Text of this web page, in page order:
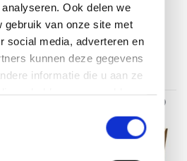
Ook delen we
gebruik van onze site met
social media, adverteren en
kunnen deze gegevens
informatie die u aan ze
€699,00 €499,00
Incl. btw